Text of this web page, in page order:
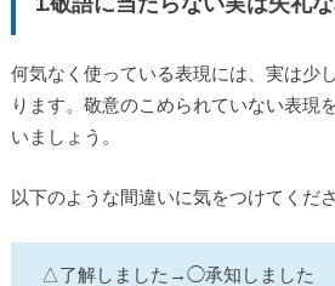
何気なく使っている表現には、実は少
ります。敬意のこめられていない表現
いましょう。
以下のような間違いに気をつけてくださ
△了解しました→◯承知しました